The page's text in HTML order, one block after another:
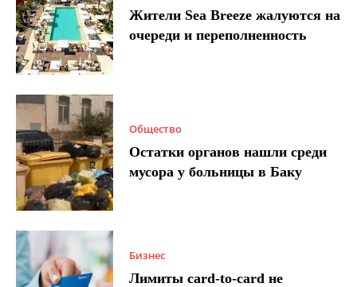
Жители Sea Breeze жалуются на
очереди и переполненность
Общество
Остатки органов нашли среди
мусора у больницы в Баку
Бизнес
Лимиты card-to-card не